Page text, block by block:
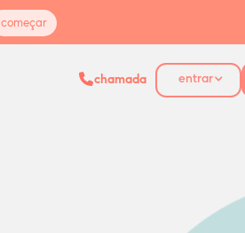
começar
chamada entrar